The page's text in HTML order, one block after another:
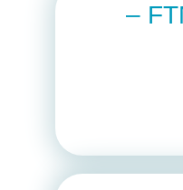
ניתוח תחתון FTM –